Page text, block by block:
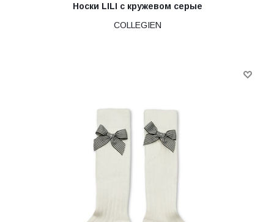
Носки LILI с кружевом серые
COLLEGIEN